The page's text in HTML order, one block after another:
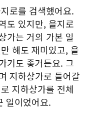
로를 검색했어요.
도 있지만, 을지로
가는 거의 가본 일
해도 재미있고, 을
기도 좋거든요. 그
지하상가로 들어갈
지하상가를 전체
일이었어요.